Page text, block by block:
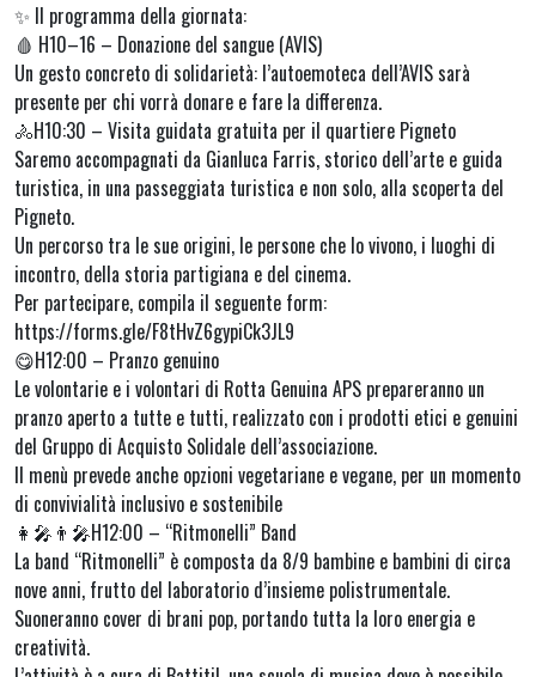
✨ Il programma della giornata:
🩸 H10–16 – Donazione del sangue (AVIS)
Un gesto concreto di solidarietà: l’autoemoteca dell’AVIS sarà
presente per chi vorrà donare e fare la differenza.
🚴H10:30 – Visita guidata gratuita per il quartiere Pigneto
Saremo accompagnati da Gianluca Farris, storico dell’arte e guida
turistica, in una passeggiata turistica e non solo, alla scoperta del
Pigneto.
Un percorso tra le sue origini, le persone che lo vivono, i luoghi di
incontro, della storia partigiana e del cinema.
Per partecipare, compila il seguente form:
https://forms.gle/F8tHvZ6gypiCk3JL9
😋H12:00 – Pranzo genuino
Le volontarie e i volontari di Rotta Genuina APS prepareranno un
pranzo aperto a tutte e tutti, realizzato con i prodotti etici e genuini
del Gruppo di Acquisto Solidale dell’associazione.
Il menù prevede anche opzioni vegetariane e vegane, per un momento
di convivialità inclusivo e sostenibile
👩‍🎤👨‍🎤H12:00 – “Ritmonelli” Band
La band “Ritmonelli” è composta da 8/9 bambine e bambini di circa
nove anni, frutto del laboratorio d’insieme polistrumentale.
Suoneranno cover di brani pop, portando tutta la loro energia e
creatività.